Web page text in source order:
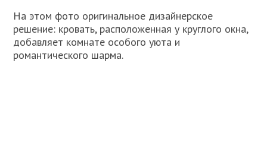
На этом фото оригинальное дизайнерское
решение: кровать, расположенная у круглого окна,
добавляет комнате особого уюта и
романтического шарма.